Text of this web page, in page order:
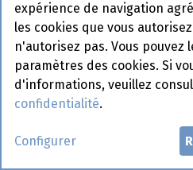
1014711 Filet
Lamelle 8 mm
Top Table 2,5 kg
Actif
Demander un compte
expérience de navigation
les cookies que vous
n'autorisez pas. Vous pouvez
paramètres des cookies. Si
d'informations, veuillez
confidentialité.
Configurer